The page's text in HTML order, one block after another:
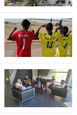
מינויים
רייטינג
רכב
בריאות
תרבות